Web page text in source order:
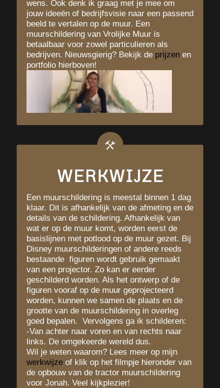
wens. Ook denk ik graag met je mee om
jouw ideeën of bedrijfsvisie naar een passend
beeld te vertalen op de muur. Een
muurschildering van Vrolijke Muur is
betaalbaar voor zowel particulieren als
bedrijven. Nieuwsgierig? Bekijk de prijzen en
portfolio hierboven!
WERKWIJZE
Een muurschildering is meestal binnen 1 dag
klaar. Dit is afhankelijk van de afmeting en de
details van de schildering. Afhankelijk van
wat er op de muur komt, worden eerst de
basislijnen met potlood op de muur gezet. Bij
Disney muurschilderingen of andere reeds
bestaande figuren wordt gebruik gemaakt
van een projector. Zo kan er eerder
geschilderd worden. Als het ontwerp of de
figuren vooraf op de muur geprojecteerd
worden, kunnen we samen de plaats en de
grootte van de muurschildering in overleg
goed bepalen. Vervolgens ga ik schilderen:
-Van achter naar voren en van rechts naar
links. De omgekeerde wereld dus.
Wil je weten waarom? Lees meer op mijn
werkwijzeof klik op het filmpje hieronder van
de opbouw van de tractor muurschildering
voor Jonah. Veel kijkplezier!